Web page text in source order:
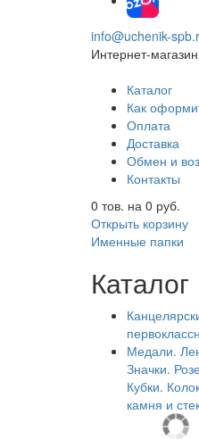
info@uchenik-
Интернет-магазин
Каталог
Как
Оплата
Доставка
Обмен и
Контакты
0 тов. на 0 руб.
Открыть корзину
Именные папки
Каталог
Медали.
Значки.
Кубки.
камня и